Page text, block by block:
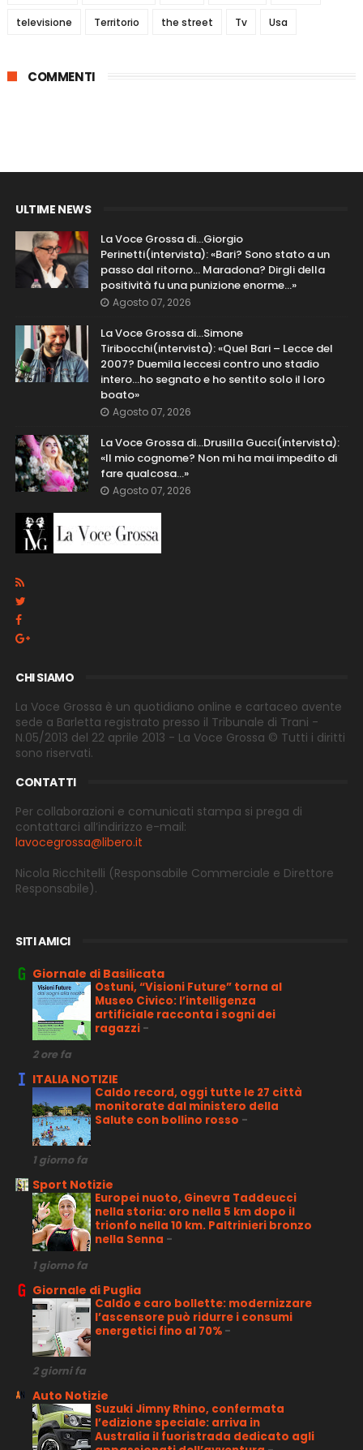
televisione Territorio the street Tv Usa
COMMENTI
ULTIME NEWS
La Voce Grossa di…Giorgio
Perinetti(intervista): «Bari? Sono stato a un
passo dal ritorno... Maradona? Dirgli della
positività fu una punizione enorme…»
Agosto 07, 2026
La Voce Grossa di…Simone
Tiribocchi(intervista): «Quel Bari – Lecce del
2007? Duemila leccesi contro uno stadio
intero...ho segnato e ho sentito solo il loro
boato»
Agosto 07, 2026
La Voce Grossa di…Drusilla Gucci(intervista):
«Il mio cognome? Non mi ha mai impedito di
fare qualcosa…»
Agosto 07, 2026
CHI SIAMO
La Voce Grossa è un quotidiano online e cartaceo avente
sede a Barletta registrato presso il Tribunale di Trani -
N.05/2013 del 22 aprile 2013 - La Voce Grossa © Tutti i diritti
sono riservati.
CONTATTI
Per collaborazioni e comunicati stampa si prega di
contattarci all’indirizzo e-mail:
lavocegrossa@libero.it
Nicola Ricchitelli (Responsabile Commerciale e Direttore
Responsabile).
SITI AMICI
Giornale di Basilicata
Ostuni, “Visioni Future” torna al
Museo Civico: l’intelligenza
artificiale racconta i sogni dei
ragazzi -
2 ore fa
ITALIA NOTIZIE
Caldo record, oggi tutte le 27 città
monitorate dal ministero della
Salute con bollino rosso -
1 giorno fa
Sport Notizie
Europei nuoto, Ginevra Taddeucci
nella storia: oro nella 5 km dopo il
trionfo nella 10 km. Paltrinieri bronzo
nella Senna -
1 giorno fa
Giornale di Puglia
Caldo e caro bollette: modernizzare
l’ascensore può ridurre i consumi
energetici fino al 70% -
2 giorni fa
Auto Notizie
Suzuki Jimny Rhino, confermata
l’edizione speciale: arriva in
Australia il fuoristrada dedicato agli